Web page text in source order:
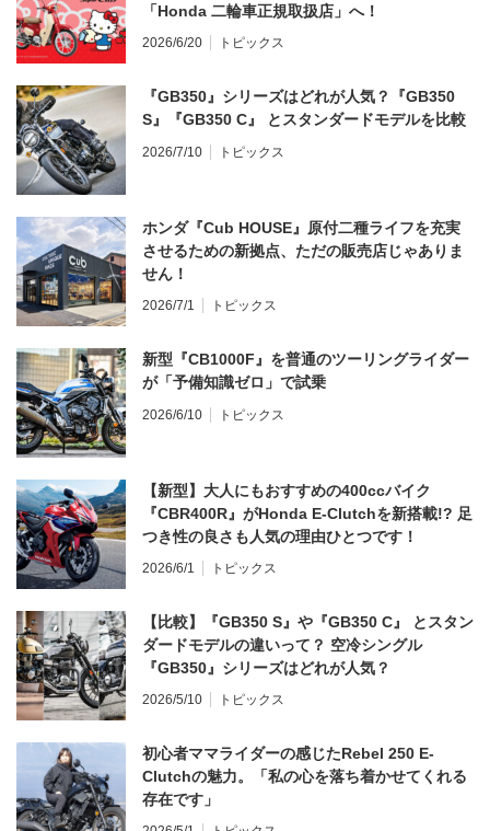
「Honda 二輪車正規取扱店」へ！
2026/6/20 トピックス
『GB350』シリーズはどれが人気？『GB350
S』『GB350 C』 とスタンダードモデルを比較
2026/7/10 トピックス
ホンダ『Cub HOUSE』原付二種ライフを充実
させるための新拠点、ただの販売店じゃありま
せん！
2026/7/1 トピックス
新型『CB1000F』を普通のツーリングライダー
が「予備知識ゼロ」で試乗
2026/6/10 トピックス
【新型】大人にもおすすめの400ccバイク
『CBR400R』がHonda E-Clutchを新搭載!? 足
つき性の良さも人気の理由ひとつです！
2026/6/1 トピックス
【比較】『GB350 S』や『GB350 C』 とスタン
ダードモデルの違いって？ 空冷シングル
『GB350』シリーズはどれが人気？
2026/5/10 トピックス
初心者ママライダーの感じたRebel 250 E-
Clutchの魅力。「私の心を落ち着かせてくれる
存在です」